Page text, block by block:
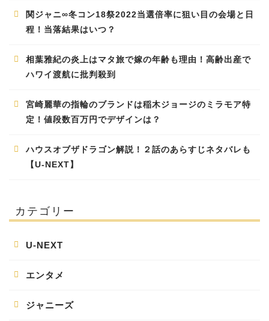
関ジャニ∞冬コン18祭2022当選倍率に狙い目の会場と日
程！当落結果はいつ？
相葉雅紀の炎上はマタ旅で嫁の年齢も理由！高齢出産で
ハワイ渡航に批判殺到
宮崎麗華の指輪のブランドは稲木ジョージのミラモア特
定！値段数百万円でデザインは？
ハウスオブザドラゴン解説！２話のあらすじネタバレも
【U-NEXT】
カテゴリー
U-NEXT
エンタメ
ジャニーズ